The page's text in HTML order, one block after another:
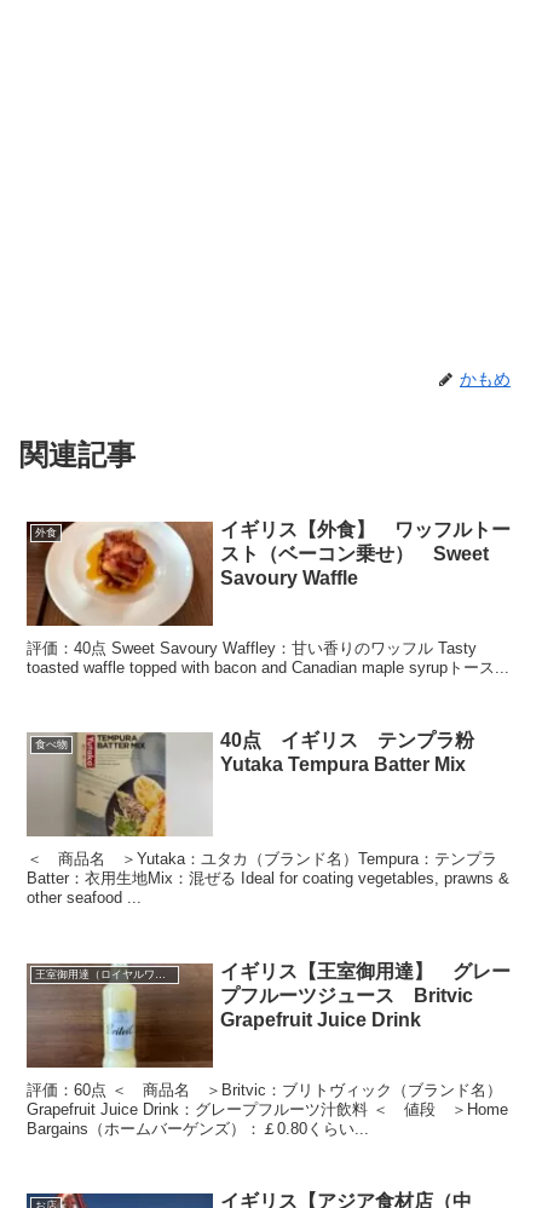
かもめ
関連記事
外食
イギリス【外食】 ワッフルトー
スト（ベーコン乗せ） Sweet
Savoury Waffle
評価：40点 Sweet Savoury Waffley：甘い香りのワッフル Tasty
toasted waffle topped with bacon and Canadian maple syrupトース...
食べ物
40点 イギリス テンプラ粉
Yutaka Tempura Batter Mix
＜ 商品名 ＞Yutaka：ユタカ（ブランド名）Tempura：テンプラ
Batter：衣用生地Mix：混ぜる Ideal for coating vegetables, prawns &
other seafood ...
王室御用達（ロイヤルワラント）
イギリス【王室御用達】 グレー
プフルーツジュース Britvic
Grapefruit Juice Drink
評価：60点 ＜ 商品名 ＞Britvic：ブリトヴィック（ブランド名）
Grapefruit Juice Drink：グレープフルーツ汁飲料 ＜ 値段 ＞Home
Bargains（ホームバーゲンズ）：￡0.80くらい...
お店
イギリス【アジア食材店（中